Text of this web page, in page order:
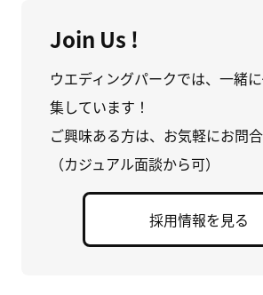
Join Us !
ウエディングパークでは、一緒
集しています！
ご興味ある方は、お気軽にお問
（カジュアル面談から可）
採用情報を見る